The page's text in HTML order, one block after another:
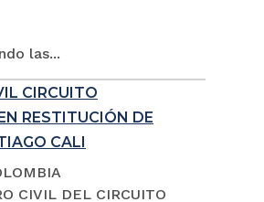
las...
CIRCUITO
RESTITUCIÓN DE
CALI
CIVIL DEL CIRCUITO